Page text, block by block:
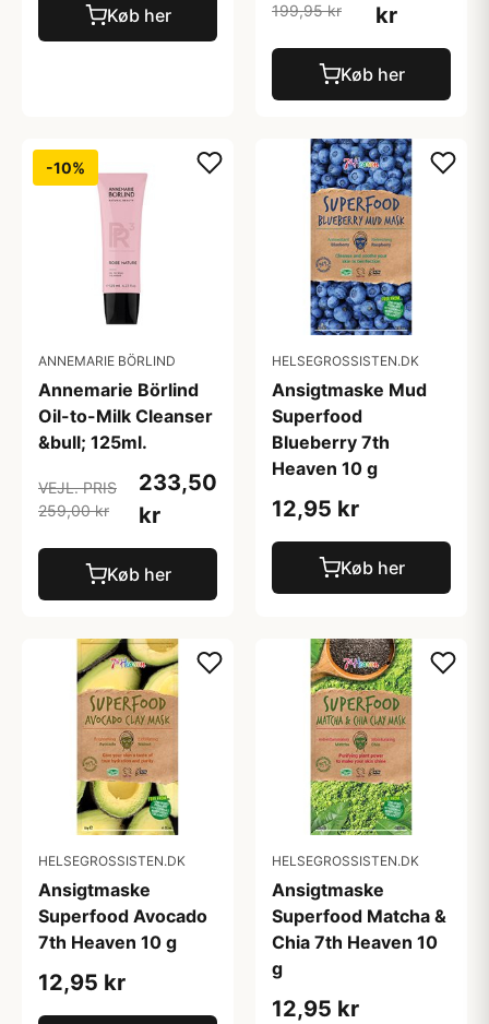
Køb her
199,95 kr
kr
Køb her
-10%
ANNEMARIE BÖRLIND
Annemarie Börlind
Oil-to-Milk Cleanser
&bull; 125ml.
VEJL. PRIS
259,00 kr
233,50
kr
Køb her
HELSEGROSSISTEN.DK
Ansigtmaske Mud
Superfood
Blueberry 7th
Heaven 10 g
12,95 kr
Køb her
HELSEGROSSISTEN.DK
Ansigtmaske
Superfood Avocado
7th Heaven 10 g
12,95 kr
HELSEGROSSISTEN.DK
Ansigtmaske
Superfood Matcha &
Chia 7th Heaven 10
g
12,95 kr